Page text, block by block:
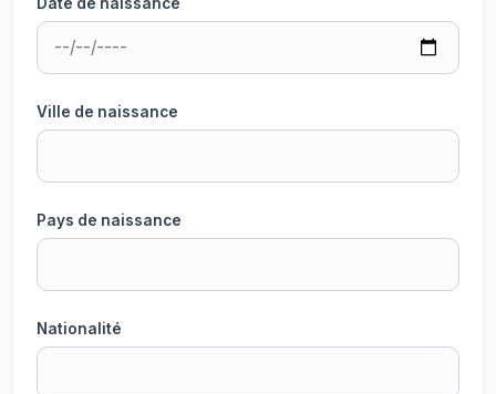
Ville de naissance
Pays de naissance
Nationalité